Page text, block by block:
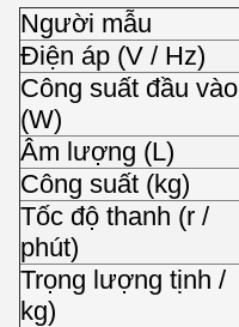
Người mẫu
Điện áp (V / Hz)
Công suất đầu vào
(W)
Âm lượng (L)
Công suất (kg)
Tốc độ thanh (r /
phút)
Trọng lượng tịnh /
kg)